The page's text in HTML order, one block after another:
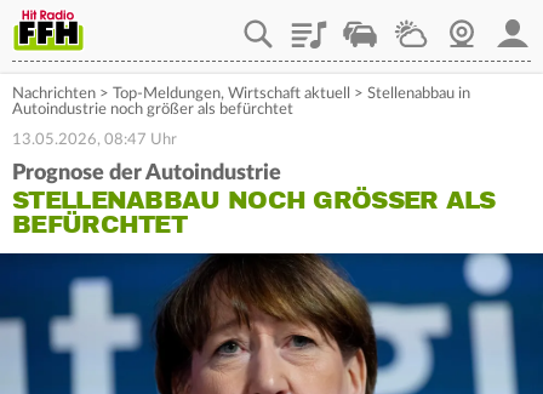
PlaylistStaupilotWetterWebcam
Nachrichten > Top-Meldungen, Wirtschaft aktuell > Stellenabbau in
Autoindustrie noch größer als befürchtet
13.05.2026, 08:47 Uhr
Prognose der Autoindustrie
STELLENABBAU NOCH GRÖSSER ALS B
EFÜRCHTET